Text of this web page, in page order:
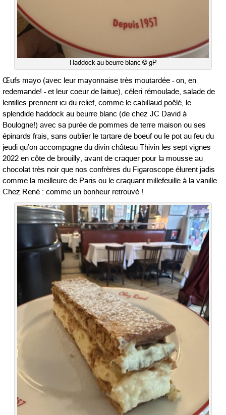
Haddock au beurre blanc © gP
Œufs mayo (avec leur mayonnaise très moutardée – on, en
redemande! – et leur coeur de laitue), céleri rémoulade, salade de
lentilles prennent ici du relief, comme le cabillaud poêlé, le
splendide haddock au beurre blanc (de chez JC David à
Boulogne!) avec sa purée de pommes de terre maison ou ses
épinards frais, sans oublier le tartare de boeuf ou le pot au feu du
jeudi qu’on accompagne du divin château Thivin les sept vignes
2022 en côte de brouilly, avant de craquer pour la mousse au
chocolat très noir que nos confrères du Figaroscope élurent jadis
comme la meilleure de Paris ou le craquant millefeuille à la vanille.
Chez René : comme un bonheur retrouvé !